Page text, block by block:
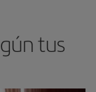
tus